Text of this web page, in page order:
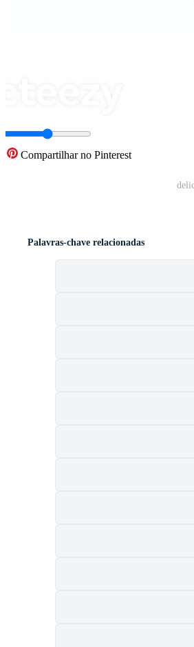
Compartilhar no Pinterest
Palavras-chave relacionadas